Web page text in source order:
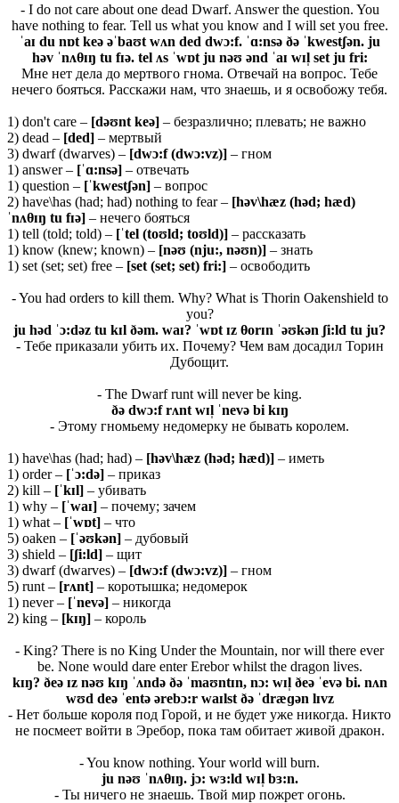
- I do not care about one dead Dwarf. Answer the question. You
have nothing to fear. Tell us what you know and I will set you free.
ˈaɪ du nɒt keə əˈbaʊt wʌn ded dwɔ:f. ˈɑ:nsə ðə ˈkwestʃən. ju
həv ˈnʌθɪŋ tu fɪə. tel ʌs ˈwɒt ju nəʊ ənd ˈaɪ wɪl̩ set ju fri:
Мне нет дела до мертвого гнома. Отвечай на вопрос. Тебе
нечего бояться. Расскажи нам, что знаешь, и я освобожу тебя.
1) don't care – [dəʊnt keə] – безразлично; плевать; не важно
2) dead – [ded] – мертвый
3) dwarf (dwarves) – [dwɔ:f (dwɔ:vz)] – гном
1) answer – [ˈɑ:nsə] – отвечать
1) question – [ˈkwestʃən] – вопрос
2) have\has (had; had) nothing to fear – [həv\hæz (həd; hæd)
ˈnʌθɪŋ tu fɪə] – нечего бояться
1) tell (told; told) – [ˈtel (toʊld; toʊld)] – рассказать
1) know (knew; known) – [nəʊ (nju:, nəʊn)] – знать
1) set (set; set) free – [set (set; set) fri:] – освободить
- You had orders to kill them. Why? What is Thorin Oakenshield to
you?
ju həd ˈɔ:dəz tu kɪl ðəm. waɪ? ˈwɒt ɪz θorɪn ˈəʊkən ʃi:ld tu ju?
- Тебе приказали убить их. Почему? Чем вам досадил Торин
Дубощит.
- The Dwarf runt will never be king.
ðə dwɔ:frʌnt wɪl̩ ˈnevə bi kɪŋ
- Этому гномьему недомерку не бывать королем.
1) have\has (had; had) – [həv\hæz (həd; hæd)] – иметь
1) order – [ˈɔ:də] – приказ
2) kill – [ˈkɪl] – убивать
1) why – [ˈwaɪ] – почему; зачем
1) what – [ˈwɒt] – что
5) oaken – [ˈəʊkən] – дубовый
3) shield – [ʃi:ld] – щит
3) dwarf (dwarves) – [dwɔ:f (dwɔ:vz)] – гном
5) runt – [rʌnt] – коротышка; недомерок
1) never – [ˈnevə] – никогда
2) king – [kɪŋ] – король
- King? There is no King Under the Mountain, nor will there ever
be. None would dare enter Erebor whilst the dragon lives.
kɪŋ? ðeə ɪz nəʊ kɪŋ ˈʌndə ðə ˈmaʊntɪn, nɔ: wɪl̩ ðeə ˈevə bi. nʌn
wʊd deə ˈentə ərebɔ:r waɪlst ðə ˈdræɡən lɪvz
- Нет больше короля под Горой, и не будет уже никогда. Никто
не посмеет войти в Эребор, пока там обитает живой дракон.
- You know nothing. Your world will burn.
ju nəʊ ˈnʌθɪŋ. jɔ: wɜ:ld wɪl̩ bɜ:n.
- Ты ничего не знаешь. Твой мир пожрет огонь.